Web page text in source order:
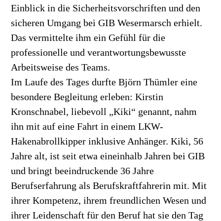
Einblick in die Sicherheitsvorschriften und den
sicheren Umgang bei GIB Wesermarsch erhielt.
Das vermittelte ihm ein Gefühl für die
professionelle und verantwortungsbewusste
Arbeitsweise des Teams.
Im Laufe des Tages durfte Björn Thümler eine
besondere Begleitung erleben: Kirstin
Kronschnabel, liebevoll „Kiki“ genannt, nahm
ihn mit auf eine Fahrt in einem LKW-
Hakenabrollkipper inklusive Anhänger. Kiki, 56
Jahre alt, ist seit etwa eineinhalb Jahren bei GIB
und bringt beeindruckende 36 Jahre
Berufserfahrung als Berufskraftfahrerin mit. Mit
ihrer Kompetenz, ihrem freundlichen Wesen und
ihrer Leidenschaft für den Beruf hat sie den Tag